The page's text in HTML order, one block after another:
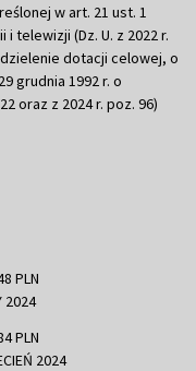
w art. 21 ust. 1
telewizji (Dz. U. z 2022 r.
dotacji celowej, o
grudnia 1992 r. o
oraz z 2024 r. poz. 96)
PLN
2024
PLN
2024